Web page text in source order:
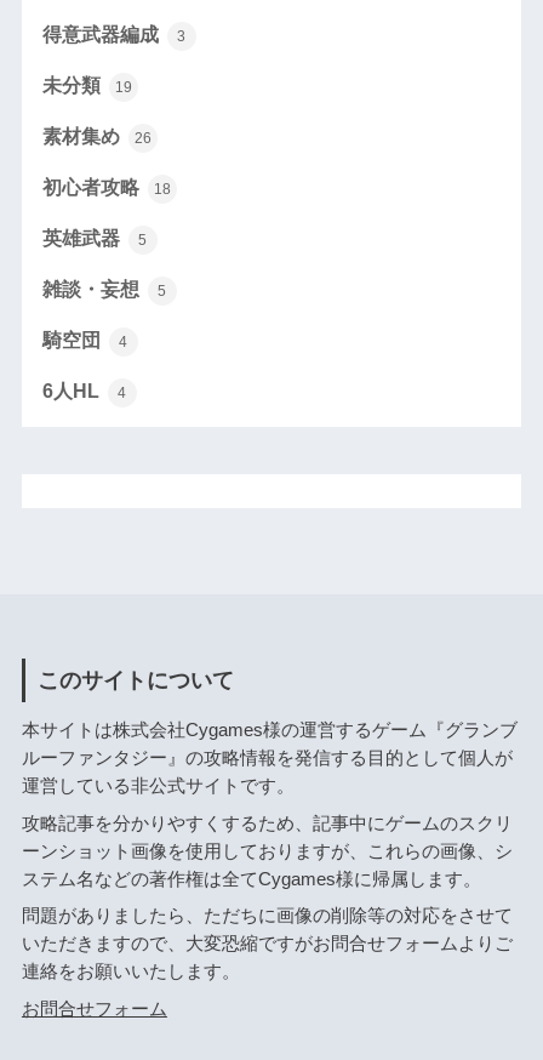
得意武器編成 3
未分類 19
素材集め 26
初心者攻略 18
英雄武器 5
雑談・妄想 5
騎空団 4
6人HL 4
このサイトについて
本サイトは株式会社Cygames様の運営するゲーム『グランブ
ルーファンタジー』の攻略情報を発信する目的として個人が
運営している非公式サイトです。
攻略記事を分かりやすくするため、記事中にゲームのスクリ
ーンショット画像を使用しておりますが、これらの画像、シ
ステム名などの著作権は全てCygames様に帰属します。
問題がありましたら、ただちに画像の削除等の対応をさせて
いただきますので、大変恐縮ですがお問合せフォームよりご
連絡をお願いいたします。
お問合せフォーム